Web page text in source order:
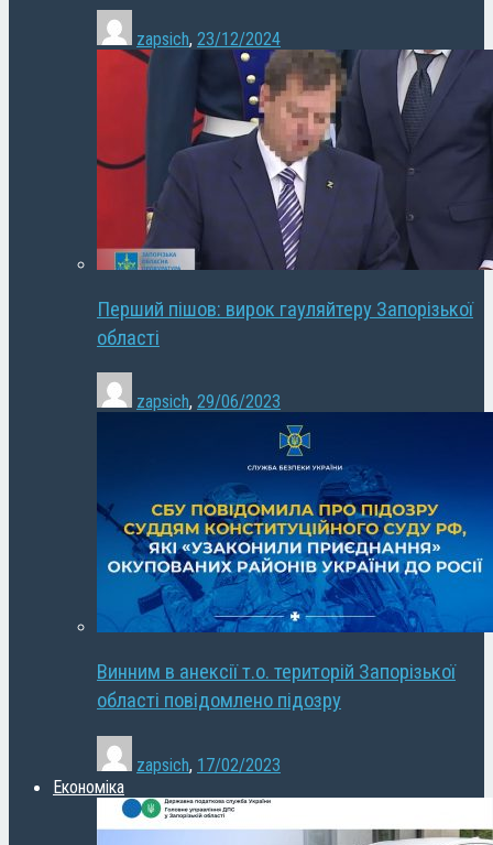
zapsich, 23/12/2024
Перший пішов: вирок гауляйтеру Запорізької
області
zapsich, 29/06/2023
Винним в анексії т.о. територій Запорізької
області повідомлено підозру
zapsich, 17/02/2023
Економіка